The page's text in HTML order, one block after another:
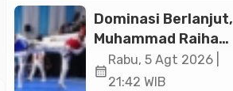
Paramadina
Dominasi Berlanjut,
Muhammad Raihan
Fadila Sabet Emas
Kyorugi di Asian
calendar_month
Rabu, 5 Agt 2026 |
21:42 WIB